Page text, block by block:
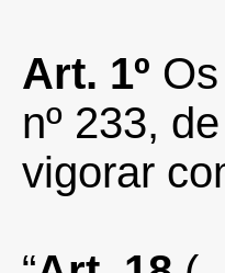
Art. 1º
nº 233,
vigorar